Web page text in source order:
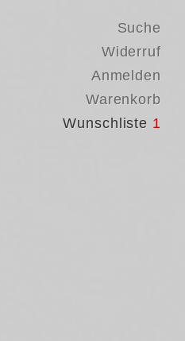
Suche
Widerruf
Anmelden
Warenkorb
Wunschliste 1